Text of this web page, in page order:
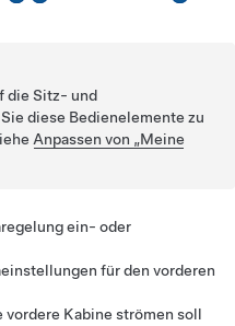
die Sitz- und
diese Bedienelemente zu
Anpassen von „Meine
ein- oder
für den vorderen
vordere Kabine strömen soll